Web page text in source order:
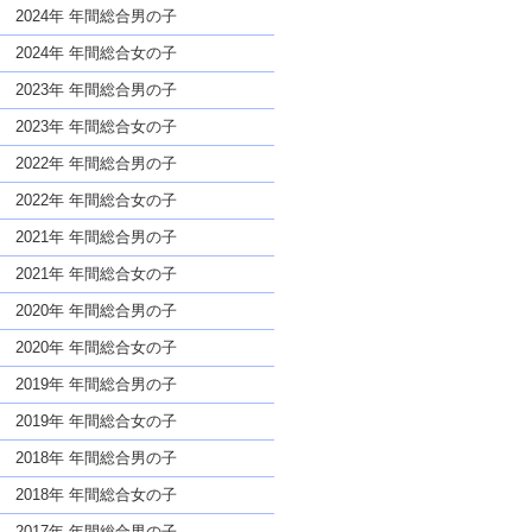
名前であっても奇抜すぎない
2024年 年間総合男の子
2024年 年間総合女の子
2023年 年間総合男の子
2023年 年間総合女の子
2022年 年間総合男の子
2022年 年間総合女の子
2021年 年間総合男の子
2021年 年間総合女の子
2020年 年間総合男の子
2020年 年間総合女の子
2019年 年間総合男の子
2019年 年間総合女の子
2018年 年間総合男の子
2018年 年間総合女の子